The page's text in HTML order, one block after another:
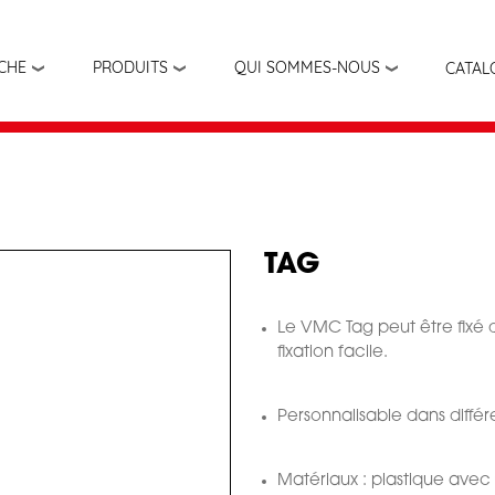
contenu
PRODUITS QUI SOMMES-NOUS
TAG
Le VMC Tag peut être fixé
fixation facile.
Personnalisable dans
Matériaux : plastique